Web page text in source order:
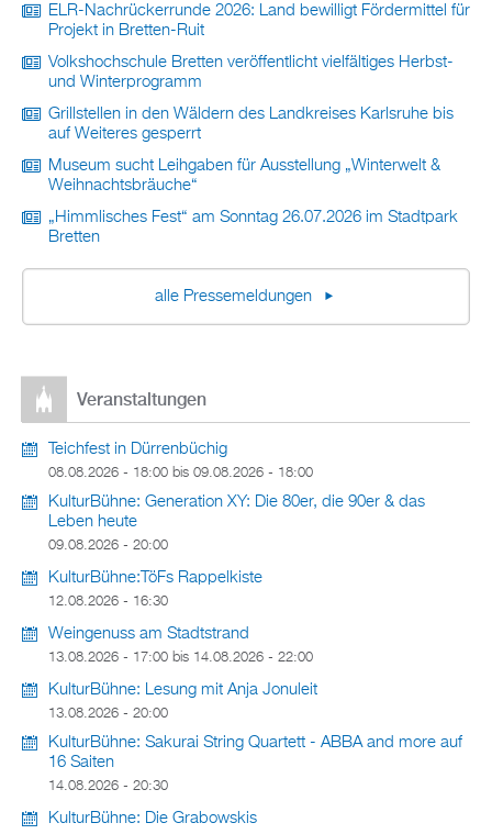
ELR-Nachrückerrunde 2026: Land bewilligt Fördermittel für
Projekt in Bretten-Ruit
Volkshochschule Bretten veröffentlicht vielfältiges Herbst-
und Winterprogramm
Grillstellen in den Wäldern des Landkreises Karlsruhe bis
auf Weiteres gesperrt
Museum sucht Leihgaben für Ausstellung „Winterwelt &
Weihnachtsbräuche“
„Himmlisches Fest“ am Sonntag 26.07.2026 im Stadtpark
Bretten
alle Pressemeldungen
Veranstaltungen
Teichfest in Dürrenbüchig
08.08.2026 - 18:00 bis 09.08.2026 - 18:00
KulturBühne: Generation XY: Die 80er, die 90er & das
Leben heute
09.08.2026 - 20:00
KulturBühne:TöFs Rappelkiste
12.08.2026 - 16:30
Weingenuss am Stadtstrand
13.08.2026 - 17:00 bis 14.08.2026 - 22:00
KulturBühne: Lesung mit Anja Jonuleit
13.08.2026 - 20:00
KulturBühne: Sakurai String Quartett - ABBA and more auf
16 Saiten
14.08.2026 - 20:30
KulturBühne: Die Grabowskis